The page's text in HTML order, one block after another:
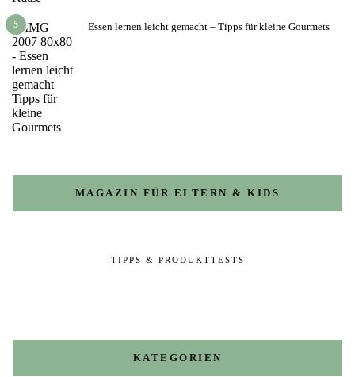
5 Essen lernen leicht gemacht – Tipps für kleine Gourmets
MAGAZIN FÜR ELTERN & KIDS
TIPPS & PRODUKTTESTS
KATEGORIEN